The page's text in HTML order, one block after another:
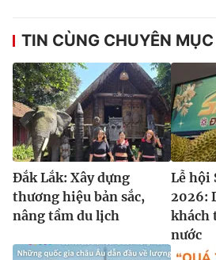
TIN CÙNG CHUYÊN MỤC
Đắk Lắk: Xây dựng
thương hiệu bản sắc,
nâng tầm du lịch
Lễ hội
2026:
khách
nước